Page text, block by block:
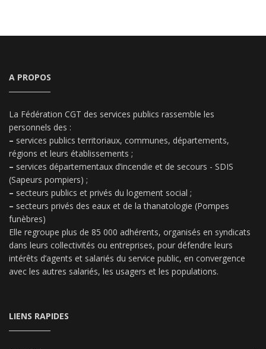
A PROPOS
La Fédération CGT des services publics rassemble les
personnels des :
– services publics territoriaux, communes, départements,
régions et leurs établissements ;
– services départementaux d’incendie et de secours - SDIS
(Sapeurs pompiers) ;
– secteurs publics et privés du logement social ;
– secteurs privés des eaux et de la thanatologie (Pompes
funèbres)
Elle regroupe plus de 85 000 adhérents, organisés en syndicats
dans leurs collectivités ou entreprises, pour défendre leurs
intérêts d’agents et salariés du service public, en convergence
avec les autres salariés, les usagers et les populations.
LIENS RAPIDES